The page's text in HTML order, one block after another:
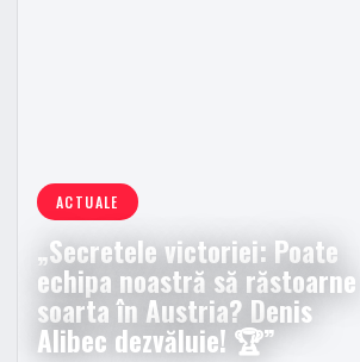
ACTUALE
„Secretele victoriei: Poate
echipa noastră să răstoarne
soarta în Austria? Denis
Alibec dezvăluie! 🏆”